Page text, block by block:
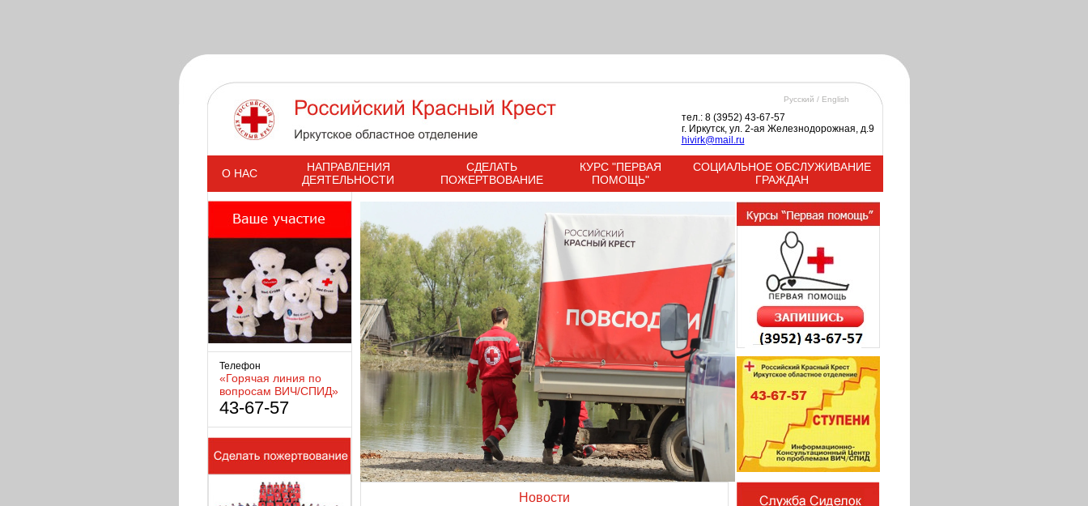
тел.: 8 (3952) 43-67-57
г. Иркутск, ул. 2-ая Железнодорожная, д.9
hivirk@mail.ru
Русский / English
s
О НАС
НАПРАВЛЕНИЯ
ДЕЯТЕЛЬНОСТИ
СДЕЛАТЬ
ПОЖЕРТВОВАНИЕ
КУРС "ПЕРВАЯ
ПОМОЩЬ"
СОЦИАЛЬНОЕ ОБСЛУЖИВАНИЕ
ГРАЖДАН
Телефон
«Горячая линия по
вопросам ВИЧ/СПИД»
43-67-57
Новости